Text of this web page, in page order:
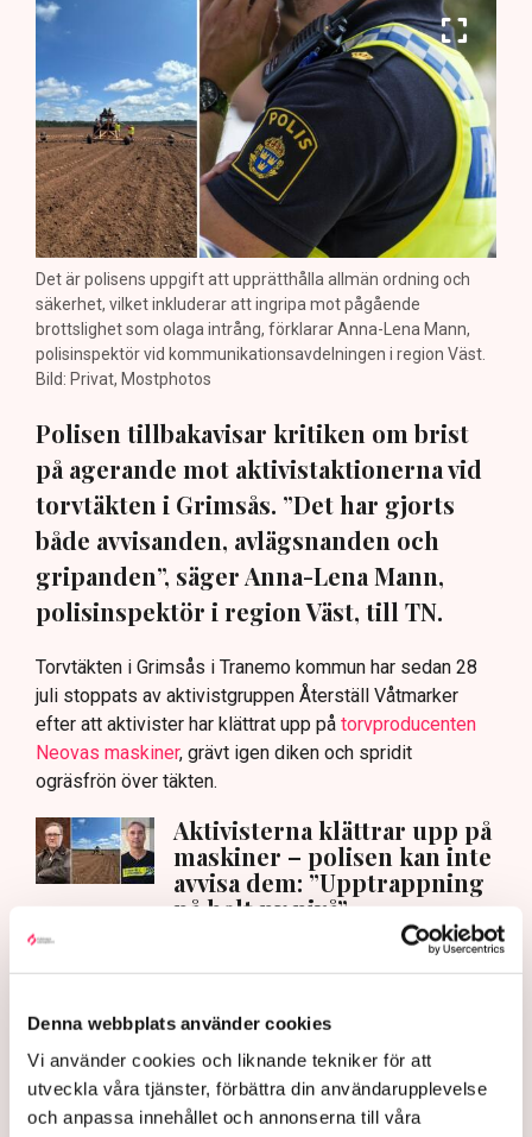
Denna webbplats använder cookies
Vi använder cookies och liknande tekniker för att
utveckla våra tjänster, förbättra din användarupplevelse
och anpassa innehållet och annonserna till våra
Det är polisens uppgift att upprätthålla allmän ordning och
säkerhet, vilket inkluderar att ingripa mot pågående
brottslighet som olaga intrång, förklarar Anna-Lena Mann,
polisinspektör vid kommunikationsavdelningen i region Väst.
Bild: Privat, Mostphotos
Polisen tillbakavisar kritiken om brist
på agerande mot aktivistaktionerna vid
torvtäkten i Grimsås. ”Det har gjorts
både avvisanden, avlägsnanden och
gripanden”, säger Anna-Lena Mann,
polisinspektör i region Väst, till TN.
Torvtäkten i Grimsås i Tranemo kommun har sedan 28
juli stoppats av aktivistgruppen Återställ Våtmarker
efter att aktivister har klättrat upp på torvproducenten
Neovas maskiner, grävt igen diken och spridit
ogräsfrön över täkten.
Aktivisterna klättrar upp på
maskiner – polisen kan inte
avvisa dem: ”Upptrappning
på helt ny nivå”
Torvtäkten i Grimsås har stoppats av aktivister
sedan 28 juli.
Polisen kritiseras för bristande agerande vid